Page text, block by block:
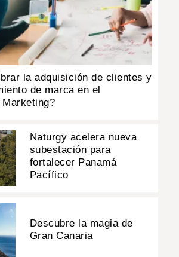
la adquisición de clientes y
de marca en el
Naturgy acelera nueva
subestación para
fortalecer Panamá
Pacífico
Descubre la magia de
Gran Canaria